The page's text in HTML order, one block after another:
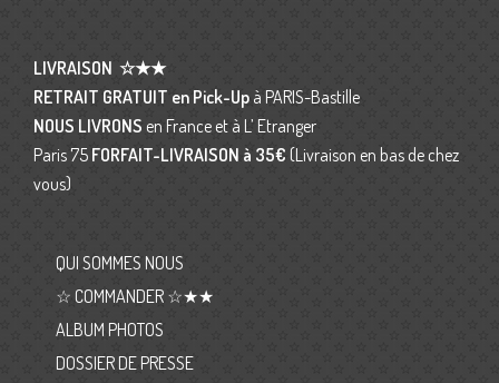
LIVRAISON ☆★★
RETRAIT GRATUIT en Pick-Up à PARIS-Bastille
NOUS LIVRONS en France et à L’ Etranger
Paris 75 FORFAIT-LIVRAISON à 35€ (Livraison en bas de chez
vous)
QUI SOMMES NOUS
☆ COMMANDER ☆★★
ALBUM PHOTOS
DOSSIER DE PRESSE